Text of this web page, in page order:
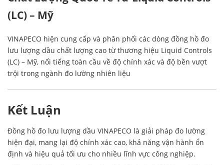
(LC) – Mỹ
VINAPECO hiện cung cấp và phân phối các dòng đồng hồ đo
lưu lượng dầu chất lượng cao từ thương hiệu Liquid Controls
(LC) – Mỹ, nổi tiếng toàn cầu về độ chính xác và độ bền vượt
trội trong ngành đo lường nhiên liệu
Kết Luận
Đồng hồ đo lưu lượng dầu VINAPECO là giải pháp đo lường
hiện đại, mang lại độ chính xác cao, khả năng vận hành ổn
định và hiệu quả tối ưu cho nhiều lĩnh vực công nghiệp.